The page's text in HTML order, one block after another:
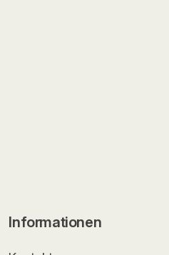
Informationen